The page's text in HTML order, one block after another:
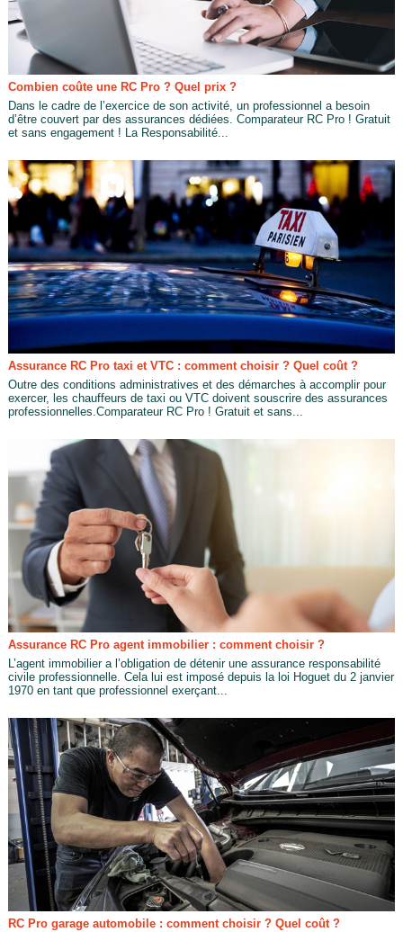
Combien coûte une RC Pro ? Quel prix ?
Dans le cadre de l’exercice de son activité, un professionnel a besoin
d’être couvert par des assurances dédiées. Comparateur RC Pro ! Gratuit
et sans engagement ! La Responsabilité...
Assurance RC Pro taxi et VTC : comment choisir ? Quel coût ?
Outre des conditions administratives et des démarches à accomplir pour
exercer, les chauffeurs de taxi ou VTC doivent souscrire des assurances
professionnelles.Comparateur RC Pro ! Gratuit et sans...
Assurance RC Pro agent immobilier : comment choisir ?
L’agent immobilier a l’obligation de détenir une assurance responsabilité
civile professionnelle. Cela lui est imposé depuis la loi Hoguet du 2 janvier
1970 en tant que professionnel exerçant...
RC Pro garage automobile : comment choisir ? Quel coût ?